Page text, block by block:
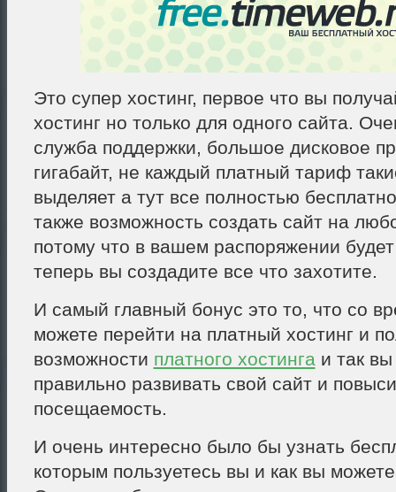
Это супер хостинг, первое что вы
хостинг но только для одного сайта.
служба поддержки, большое дисковое
гигабайт, не каждый платный тариф
выделяет а тут все полностью
также возможность создать сайт на
потому что в вашем распоряжении
теперь вы создадите все что захотите.
И самый главный бонус это то, что со
можете перейти на платный хостинг и
возможности платного хостинга и так
правильно развивать свой сайт и
посещаемость.
И очень интересно было бы узнать
которым пользуетесь вы и как вы